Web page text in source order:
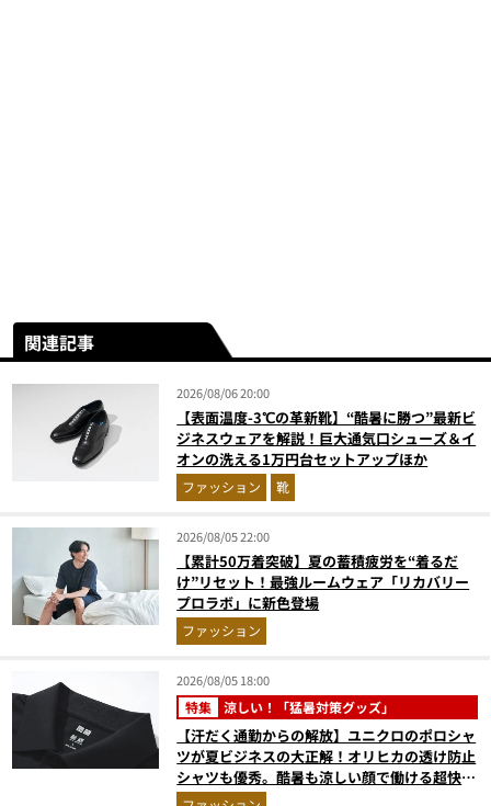
関連記事
2026/08/06 20:00
【表面温度-3℃の革新靴】“酷暑に勝つ”最新ビ
ジネスウェアを解説！巨大通気口シューズ＆イ
オンの洗える1万円台セットアップほか
ファッション 靴
2026/08/05 22:00
【累計50万着突破】夏の蓄積疲労を“着るだ
け”リセット！最強ルームウェア「リカバリー
プロラボ」に新色登場
ファッション
2026/08/05 18:00
特集 涼しい！「猛暑対策グッズ」
【汗だく通勤からの解放】ユニクロのポロシャ
ツが夏ビジネスの大正解！オリヒカの透け防止
シャツも優秀。酷暑も涼しい顔で働ける超快適
ウエアの実力